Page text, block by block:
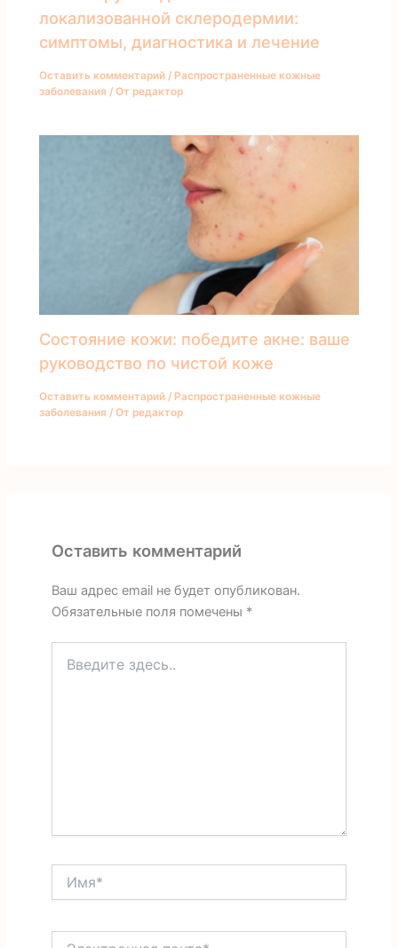
локализованной склеродермии:
симптомы, диагностика и лечение
Оставить комментарий / Распространенные кожные
заболевания / От редактор
Состояние кожи: победите акне: ваше
руководство по чистой коже
Оставить комментарий / Распространенные кожные
заболевания / От редактор
Оставить комментарий
Ваш адрес email не будет опубликован.
Обязательные поля помечены *
здесь..